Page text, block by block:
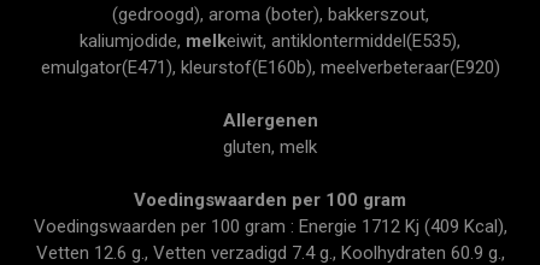
(gedroogd), aroma (boter), bakkerszout,
kaliumjodide, melkeiwit, antiklontermiddel(E535),
emulgator(E471), kleurstof(E160b), meelverbeteraar(E920)
Allergenen
gluten, melk
Voedingswaarden per 100 gram
Voedingswaarden per 100 gram : Energie 1712 Kj (409 Kcal),
Vetten 12.6 g., Vetten verzadigd 7.4 g., Koolhydraten 60.9 g.,